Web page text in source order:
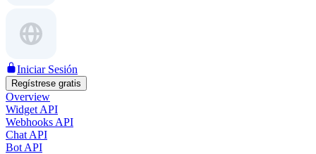
Iniciar Sesión
Regístrese gratis
Overview
Widget API
Webhooks API
Chat API
Bot API